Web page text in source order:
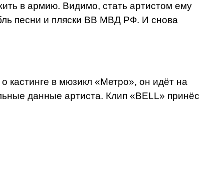
в армию. Видимо, стать артистом ему
песни и пляски ВВ МВД РФ. И снова
кастинге в мюзикл «Метро», он идёт на
данные артиста. Клип «BELL» принёс